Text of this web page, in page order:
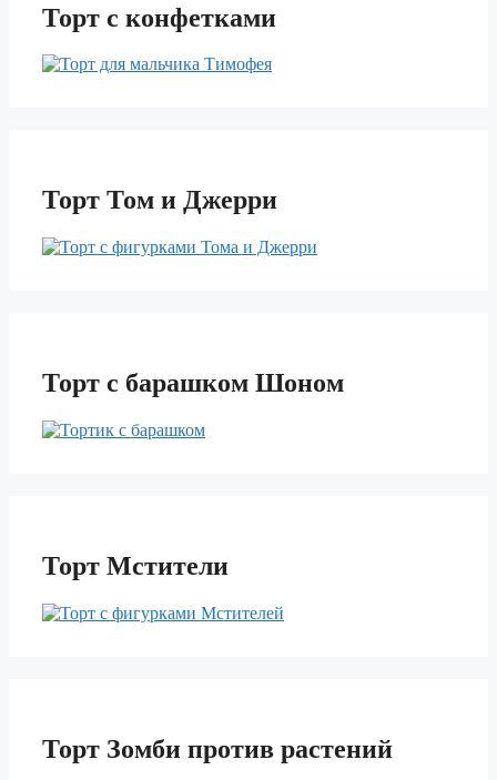
Торт с конфетками
Торт Том и Джерри
Торт с барашком Шоном
Торт Мстители
Торт Зомби против растений